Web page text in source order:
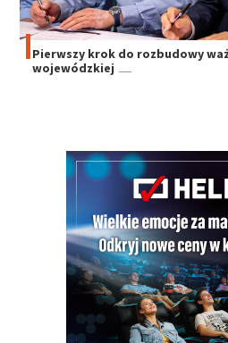
Pierwszy krok do rozbudowy
wojewódzkiej